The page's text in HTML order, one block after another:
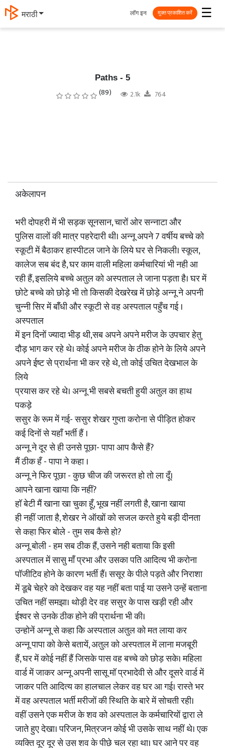
मराठी ☰
लॉग इन मुक्त प्रकाशित करें
Paths - 5
(89) 2.1k 764
अकेलापन
भरी दोपहरी में भी सड़क सूनसान, चारों ओर सन्नाटा और
पुलिस वालों की मात्र पहरेदारी थी। अन्नू अपने 7 वर्षीय बच्चे को
स्कूटी में बैठाकर हास्पीटल जाने के लिये घर से निकली। स्कूल,
कालेज सब बंद है, घर काम वाली महिला कर्मचारियां भी नही आ
रही हैं, इसलिये बच्चे अतुल को अस्पताल ले जाना पड़ता है। घर में
छोटे बच्चे को छोड़े भी तो किसकी देखरेख में छोड़े अन्नू ने अपनी
चुन्नी सिर में बॉँधी और स्कूटी से वह अस्पताल पहुँच गई ।
अस्पताल
में इन दिनों ज्यादा भीड़ थी,सब अपने अपने मरीज के उपचार हेतु
दौड़ भाग कर रहे थे। कोई अपने मरीज के ठीक होने के लिये अपने
अपने ईष्ट से प्रार्थना भी कर रहे थे, तो कोई उचित देखभाल के
लिये
प्रयास कर रहे थे। अन्नू भी सबसे बचती हुयी अतुल का हाथ
पकड़े
ससुर के रूम में गई- ससुर शेखर गुप्ता करोना से पीड़ित होकर
कई दिनों से यहाँ भर्ती हैं ।
अन्नू ने दूर से ही उनसे पूछा- पापा आप कैसे हैं?
मैं ठीक हँ - पापा ने कहा ।
अन्नू ने फिर पूछा - कुछ चीज की जरूरत हो तो ला दूँ।
आपने खाना खाया कि नहीं?
हॉ बेटी मैं खाना खा चुका हूँ, भूख नहीं लगती है, खाना खाया
ही नहीं जाता है, शेखर ने ऑखों को सजल करते हुये बड़ी दीनता
से कहा फिर बोले - तुम सब कैसे हो?
अन्नू बोली - हम सब ठीक हैं, उसने नही बताया कि इसी
अस्पताल में सासु माँ प्रभा और उसका पति आदित्य भी करोना
पॉजीटिव होने के कारण भर्ती हैं। ससूर के पीले पड़ते और निराशा
में डूबे चेहरे को देखकर वह यह नहीं बता पाई या उसने उन्हें बताना
उचित नहीं समझा। थोड़ी देर वह ससुर के पास खड़ी रही और
ईश्वर से उनके ठीक होने की प्रार्थना भी की।
उन्होनें अन्नू से कहा किे अस्पताल अतुल को मत लाया कर
अन्नू पापा को केसे बतायें, अतुल को अस्पताल में लाना मजबूरी
हैं, घर में कोई नहीं हैं जिसके पास वह बच्चे को छोड़ सके। महिला
वार्ड में जाकर अन्नू अपनी सासू मॉ प्रभादेवी से और दूसरे वार्ड में
जाकर पति आदित्य का हालचाल लेकर वह घर आ गई। रास्ते भर
में वह अस्पताल भर्ती मरीजों की स्थिति के बारे में सोचती रही।
वहीं उसने एक मरीज के शव को अस्पताल के कर्मचारियों द्वारा ले
जाते हुए देखा। परिजन, मित्रजन कोई भी उसके साथ नहीं थे। एक
व्यक्ति दूर दूर से उस शव के पीछे चल रहा था। घर आने पर वह